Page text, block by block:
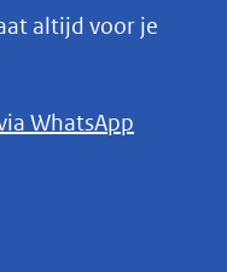
altijd voor je
WhatsApp